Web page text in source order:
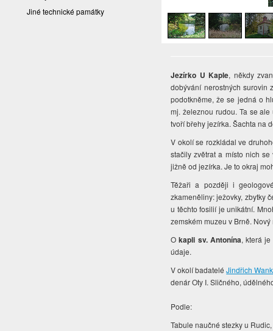
Jiné technické památky
Jezírko U Kaple, někdy
dobývání nerostných surovin
podotkněme, že se jedná o
mj. železnou rudou. Ta se
tvoří břehy jezírka. Šachta na
V okolí se rozkládal ve
stačily zvětrat a místo nich
jižně od jezírka. Je to okraj
Těžaři a později i
zkameněliny: ježovky, zbytky
u těchto fosilií je unikátní.
zemském muzeu v Brně.
Okapli sv. Antonína, která
údaje.
V okolí badateléJindřich
denár Oty I. Sličného,
Podle:
Tabule naučné stezky u